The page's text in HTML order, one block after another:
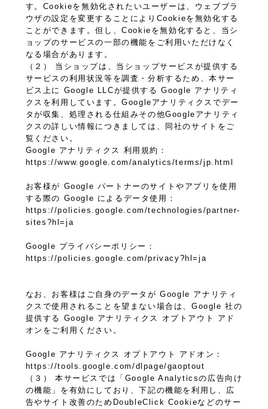
す。Cookieを無効化されたいユーザーは、ウェブブラ
ウザの設定を変更することによりCookieを無効化する
ことができます。但し、Cookieを無効化すると、当シ
ョップのサービスの一部の機能をご利用いただけなく
なる場合があります。
（２） 当ショップは、当ショップサービスが提供する
サービスの利用状況等を調査・分析するため、本サー
ビス上に Google LLCが提供する Google アナリティ
クスを利用しています。Googleアナリティクスでデー
タが収集、処理される仕組みその他Googleアナリティ
クスの詳しい情報につきましては、同社のサイトをご
覧ください。
Google アナリティクス 利用規約：
https://www.google.com/analytics/terms/jp.html
お客様が Google パートナーのサイトやアプリを使用
する際の Google によるデータ使用：
https://policies.google.com/technologies/partner-
sites?hl=ja
Google プライバシーポリシー：
https://policies.google.com/privacy?hl=ja
なお、お客様はご自身のデータが Google アナリティ
クスで使用されることを望まない場合は、Google 社の
提供する Google アナリティクス オプトアウト アド
オンをご利用ください。
Google アナリティクス オプトアウト アドオン：
https://tools.google.com/dlpage/gaoptout
（３） 本サービスでは「Google Analyticsの広告向け
の機能」を有効にしており、下記の機能を利用し、広
告やサイト改善のためDoubleClick Cookieなどのサー